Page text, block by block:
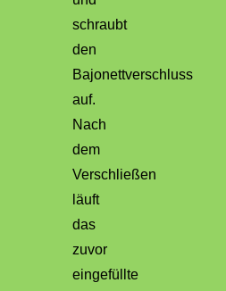
schraubt
den
Bajonettverschluss
auf.
Nach
dem
Verschließen
läuft
das
zuvor
eingefüllte